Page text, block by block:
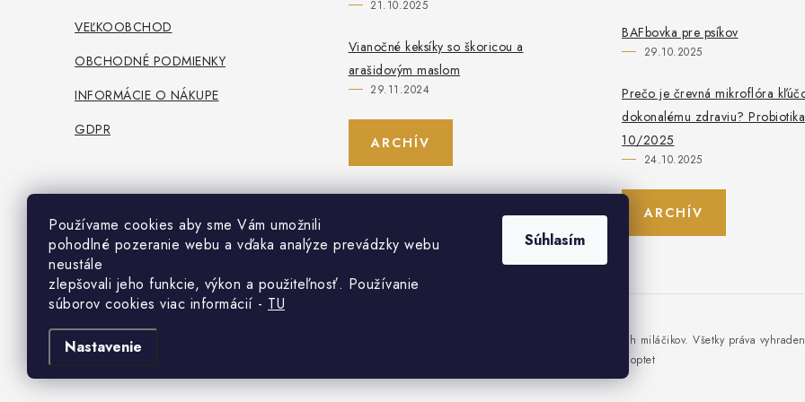
Používame cookies aby sme Vám umožnili
pohodlné pozeranie webu a vďaka analýze prevádzky webu
neustále
zlepšovali jeho funkcie, výkon a použiteľnosť. Používanie
súborov cookies viac informácií - TU
Nastavenie
Súhlasím
VEĽKOOBCHOD
OBCHODNÉ PODMIENKY
INFORMÁCIE O NÁKUPE
GDPR
21.10.2025
Vianočné keksíky so škoricou a
arašidovým maslom
29.11.2024
ARCHÍV
BAFbovka pre psíkov
29.10.2025
Prečo je črevná mikroflóra
dokonalému zdraviu?
10/2025
24.10.2025
ARCHÍV
Vytvoril Shoptet
Dogee - to najlepšie pre našich miláčikov. Všetky práva